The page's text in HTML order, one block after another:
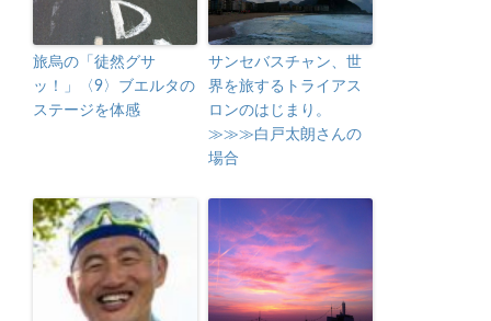
旅烏の「徒然グサ
ッ！」〈9〉ブエルタの
ステージを体感
サンセバスチャン、世
界を旅するトライアス
ロンのはじまり。
≫≫≫白戸太朗さんの
場合